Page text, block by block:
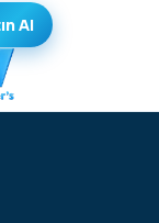
Al